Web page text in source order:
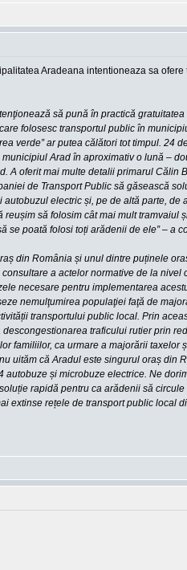
Aradeana intentioneaza sa
să pună în practică
folosesc transportul public în
verde” ar putea călători tot timpul.
Arad în aproximativ o lună –
A oferit mai multe detalii primarul
de Transport Public să găsească
electric și, pe de altă parte,
să folosim cât mai mult
se poată folosi toți arădenii de ele” – a
din România și unul dintre puținele
a actelor normative de la
necesare pentru implementarea
nemulţumirea populaţiei faţă de
transportului public local. Prin
traficului rutier prin
familiilor, ca urmare a majorării
uităm că Aradul este singurul oraș
și microbuze electrice. Ne
rapidă pentru ca arădenii să
extinse rețele de transport public local